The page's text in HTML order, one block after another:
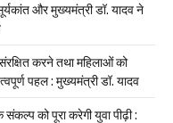
और मुख्यमंत्री डॉ. यादव ने
करने तथा महिलाओं को
पहल : मुख्यमंत्री डॉ. यादव
को पूरा करेगी युवा पीढ़ी :